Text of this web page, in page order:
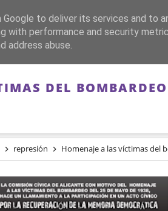
REPÚBLICA FRANQUISMO
DEL
represión Homenaje a las víctimas del
to deliver its services and to
with performance and security
address abuse.